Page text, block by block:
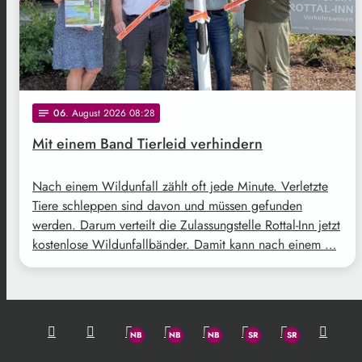
notes 06. August 2026 08:28
Mit einem Band Tierleid verhindern
Nach einem Wildunfall zählt oft jede Minute. Verletzte
Tiere schleppen sind davon und müssen gefunden
werden. Darum verteilt die Zulassungstelle Rottal-Inn jetzt
kostenlose Wildunfallbänder. Damit kann nach einem …